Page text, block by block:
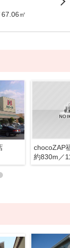
67.06㎡
chocoZAP
約830m／